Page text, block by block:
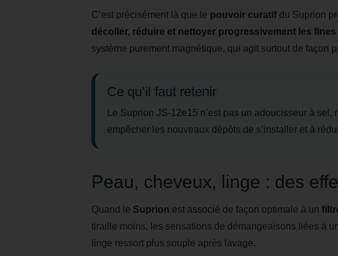
C’est précisément là que le pouvoir curatif du Suprion
décoller, réduire et nettoyer progressivement les
système purement magnétique, qui agit surtout de façon
Ce qu’il faut retenir
Le Suprion JS-12e15 n’est pas un adoucisseur à
empêcher les nouveaux dépôts de s’installer et à
Peau, cheveux, linge : des
Quand le Suprion est associé de façon optimale à un
tiraille moins, les sensations de démangeaisons liées à
linge ressort plus souple après lavage.